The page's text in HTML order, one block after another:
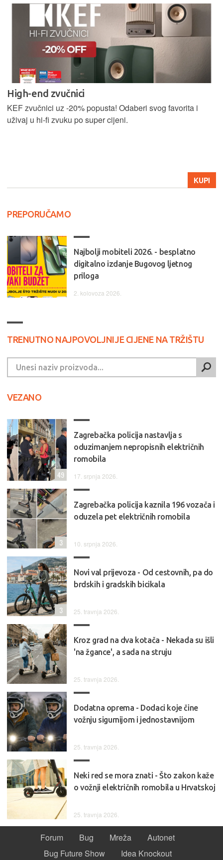
High-end zvučnici
KEF zvučnici uz -20% popusta! Odaberi svog favorita i
uživaj u hi-fi zvuku po super cijeni.
KUPI
PREPORUČAMO
Najbolji mobiteli 2026. - besplatno
digitalno izdanje Bugovog ljetnog
priloga
2. kolovoza 2026.
TRENUTNO NAJPOVOLJNIJE CIJENE NA TRŽIŠTU
VEZANO
Zagrebačka policija nastavlja s
oduzimanjem nepropisnih električnih
romobila
17. srpnja 2026.
49
Zagrebačka policija kaznila 196 vozača i
oduzela pet električnih romobila
10. srpnja 2026.
3
Novi val prijevoza - Od cestovnih, pa do
brdskih i gradskih bicikala
25. travnja 2026.
3
Kroz grad na dva kotača - Nekada su išli
'na žgance', a sada na struju
25. travnja 2026.
Dodatna oprema - Dodaci koje čine
vožnju sigurnijom i jednostavnijom
25. travnja 2026.
Neki red se mora znati - Što zakon kaže
o vožnji električnih romobila u Hrvatskoj
25. travnja 2026.
Forum Bug Mreža
Autonet
Bug Future Show
Idea Knockout